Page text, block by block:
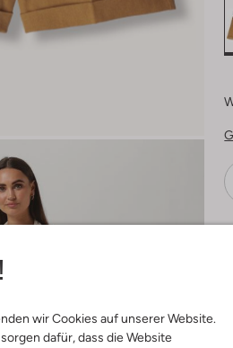
wir Cookies auf unserer Website.
dafür, dass die Website